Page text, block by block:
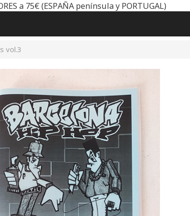
a 75€ (ESPAÑA península y PORTUGAL)
vol.3